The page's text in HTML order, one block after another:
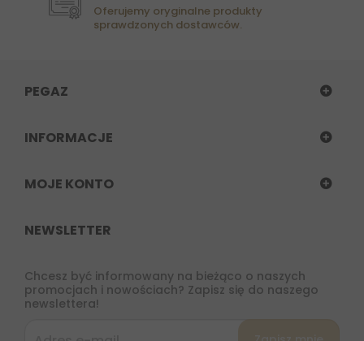
Oferujemy oryginalne produkty
sprawdzonych dostawców.
PEGAZ
INFORMACJE
MOJE KONTO
NEWSLETTER
Chcesz być informowany na bieżąco o naszych
promocjach i nowościach? Zapisz się do naszego
newslettera!